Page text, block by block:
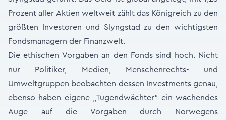
Prozent aller Aktien weltweit zählt das Königreich zu den
größten Investoren und Slyngstad zu den wichtigsten
Fondsmanagern der Finanzwelt.
Die ethischen Vorgaben an den Fonds sind hoch. Nicht
nur Politiker, Medien, Menschenrechts- und
Umweltgruppen beobachten dessen Investments genau,
ebenso haben eigene „Tugendwächter“ ein wachendes
Auge auf die Vorgaben durch Norwegens